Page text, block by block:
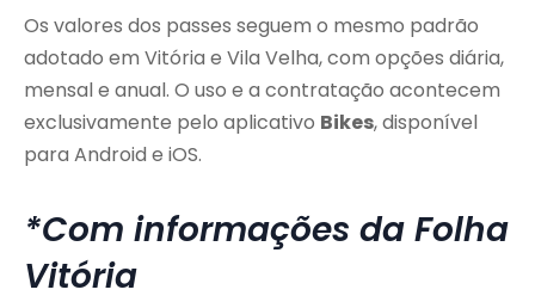
Os valores dos passes seguem o mesmo padrão
adotado em Vitória e Vila Velha, com opções diária,
mensal e anual. O uso e a contratação acontecem
exclusivamente pelo aplicativo Bikes, disponível
para Android e iOS.
*Com informações da Folha
Vitória